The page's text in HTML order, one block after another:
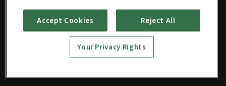
Accept Cookies Reject All
Your Privacy Rights